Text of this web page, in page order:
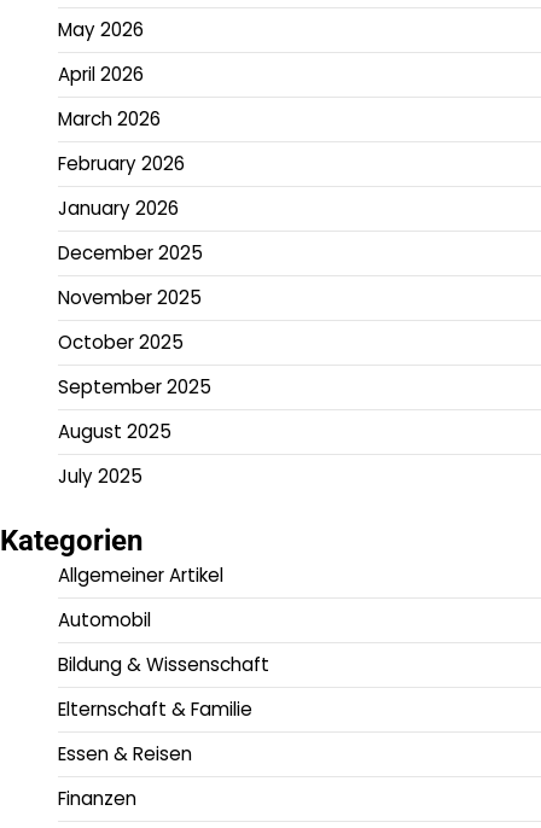
May 2026
April 2026
March 2026
February 2026
January 2026
December 2025
November 2025
October 2025
September 2025
August 2025
July 2025
Kategorien
Allgemeiner Artikel
Automobil
Bildung & Wissenschaft
Elternschaft & Familie
Essen & Reisen
Finanzen